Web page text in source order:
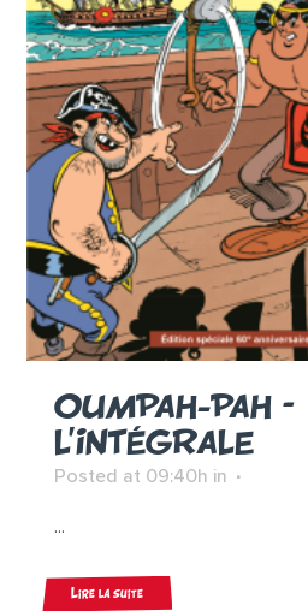
OUMPAH-PAH –
L’INTÉGRALE
Posted at 09:40h in
...
Lire la suite